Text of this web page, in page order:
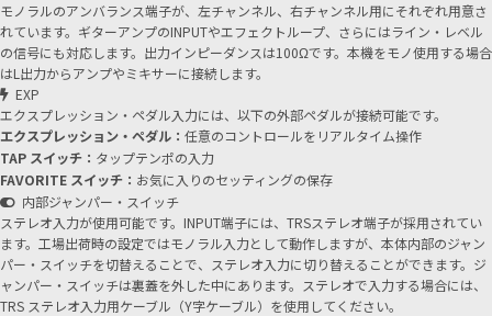
モノラルのアンバランス端子が、左チャンネル、右チャンネル用にそれぞれ用意さ
れています。ギターアンプのINPUTやエフェクトループ、さらにはライン・レベル
の信号にも対応します。出力インピーダンスは100Ωです。本機をモノ使用する場合
はL出力からアンプやミキサーに接続します。
EXP
エクスプレッション・ペダル入力には、以下の外部ペダルが接続可能です。
エクスプレッション・ペダル： 任意のコントロールをリアルタイム操作
TAP スイッチ： タップテンポの入力
FAVORITE スイッチ： お気に入りのセッティングの保存
内部ジャンパー・スイッチ
ステレオ入力が使用可能です。INPUT端子には、TRSステレオ端子が採用されてい
ます。工場出荷時の設定ではモノラル入力として動作しますが、本体内部のジャン
パー・スイッチを切替えることで、ステレオ入力に切り替えることができます。ジ
ャンパー・スイッチは裏蓋を外した中にあります。ステレオで入力する場合には、
TRS ステレオ入力用ケーブル（Y字ケーブル）を使用してください。